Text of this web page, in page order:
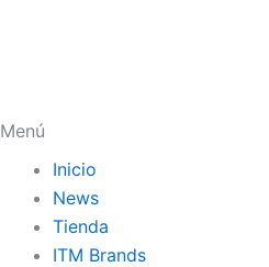
Menú
Inicio
News
Tienda
ITM Brands